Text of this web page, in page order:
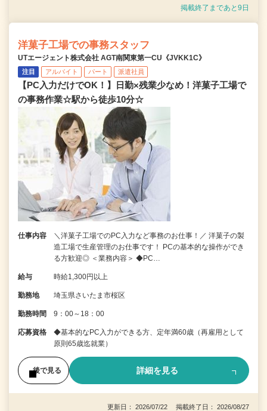
掲載終了まであと9日
洋菓子工場での事務スタッフ
UTエージェント株式会社 AGT南関東第一CU《JVKK1C》
注目 アルバイト パート 派遣社員
【PC入力だけでOK！】日勤×残業少なめ！洋菓子工場で
の事務作業☆駅から徒歩10分☆
仕事内容
＼洋菓子工場でのPC入力など事務のお仕事！／ 洋菓子の製
造工場で生産管理のお仕事です！ PCの基本的な操作ができ
る方歓迎◎ ＜業務内容＞ ◆PC…
給与 時給1,300円以上
勤務地 埼玉県さいたま市桜区
勤務時間 9：00～18：00
応募資格
◆基本的なPC入力ができる方、定年満60歳（再雇用として
原則65歳迄就業）
後で見る 詳細を見る
更新日： 2026/07/22 掲載終了日： 2026/08/27